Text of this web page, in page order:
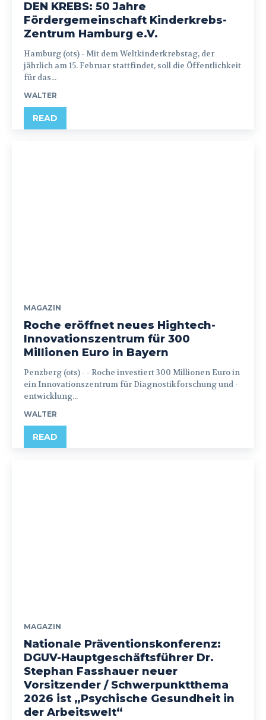
DEN KREBS: 50 Jahre
Fördergemeinschaft Kinderkrebs-
Zentrum Hamburg e.V.
Hamburg (ots) - Mit dem Weltkinderkrebstag, der
jährlich am 15. Februar stattfindet, soll die Öffentlichkeit
für das...
WALTER
READ
MAGAZIN
Roche eröffnet neues Hightech-
Innovationszentrum für 300
Millionen Euro in Bayern
Penzberg (ots) - - Roche investiert 300 Millionen Euro in
ein Innovationszentrum für Diagnostikforschung und -
entwicklung...
WALTER
READ
MAGAZIN
Nationale Präventionskonferenz:
DGUV-Hauptgeschäftsführer Dr.
Stephan Fasshauer neuer
Vorsitzender / Schwerpunktthema
2026 ist „Psychische Gesundheit in
der Arbeitswelt“